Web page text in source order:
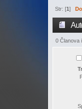
Str: [1]
0 Članova